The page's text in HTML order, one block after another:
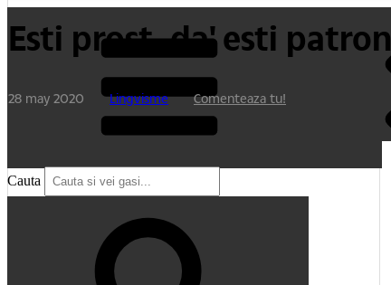
Cauta
Esti prost, da' esti patron
28 may 2020 Lingvisme Comenteaza tu!